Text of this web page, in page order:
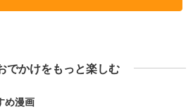
でかけをもっと楽しむ
め漫画